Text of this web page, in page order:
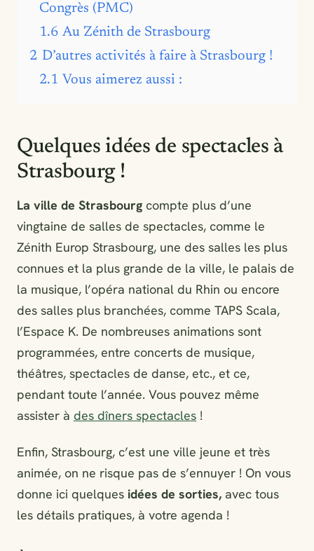
Congrès (PMC)
1.6 Au Zénith de Strasbourg
2 D’autres activités à faire à Strasbourg !
2.1 Vous aimerez aussi :
Quelques idées de spectacles à
Strasbourg !
La ville de Strasbourg compte plus d’une
vingtaine de salles de spectacles, comme le
Zénith Europ Strasbourg, une des salles les plus
connues et la plus grande de la ville, le palais de
la musique, l’opéra national du Rhin ou encore
des salles plus branchées, comme TAPS Scala,
l’Espace K. De nombreuses animations sont
programmées, entre concerts de musique,
théâtres, spectacles de danse, etc., et ce,
pendant toute l’année. Vous pouvez même
assister à des dîners spectacles !
Enfin, Strasbourg, c’est une ville jeune et très
animée, on ne risque pas de s’ennuyer ! On vous
donne ici quelques idées de sorties, avec tous
les détails pratiques, à votre agenda !